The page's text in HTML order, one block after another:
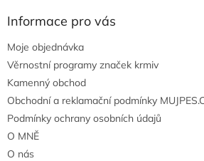
Informace pro vás
Moje objednávka
Věrnostní programy značek krmiv
Kamenný obchod
Obchodní a reklamační podmínky
Podmínky ochrany osobních údajů
O MNĚ
O nás